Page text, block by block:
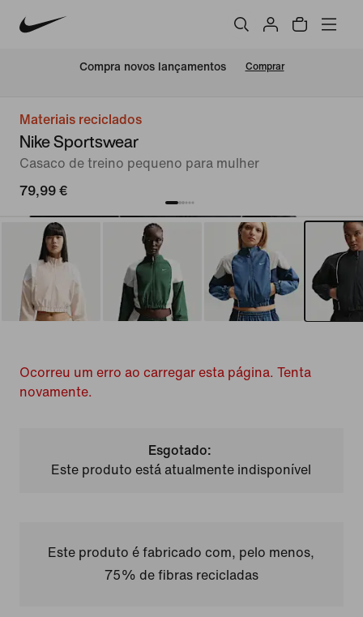
Compra novos lançamentos Comprar
Materiais reciclados
Nike Sportswear
Casaco de treino pequeno para mulher
79,99 €
Ocorreu um erro ao carregar esta página. Tenta
novamente.
Esgotado:
Este produto está atualmente indisponível
Este produto é fabricado com, pelo menos,
75% de fibras recicladas